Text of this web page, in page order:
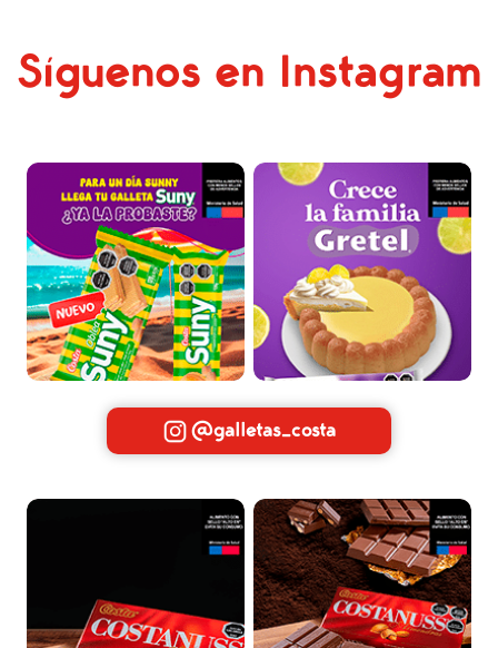
Síguenos en Instagram
@galletas_costa